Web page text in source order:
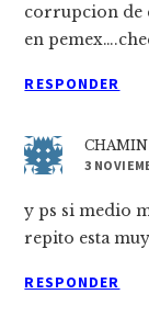
corrupcion de
en
RESPONDER
CHAMIN
3
y ps si medio
repito esta
RESPONDER